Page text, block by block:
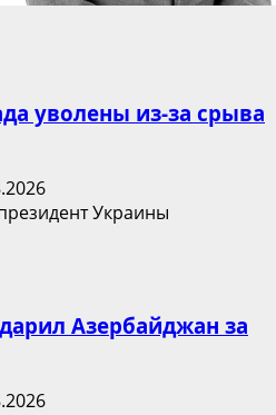
уволены из-за срыва
Азербайджан за